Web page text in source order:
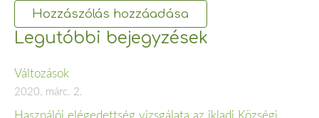
Legutóbbi bejegyzések
Változások
2020. márc. 2.